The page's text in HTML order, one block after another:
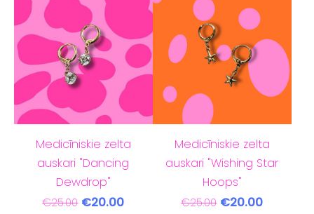
Medicīniskie zelta
auskari "Dancing
Dewdrop"
€25.00 €20.00
Medicīniskie zelta
auskari "Wishing Star
Hoops"
€25.00 €20.00